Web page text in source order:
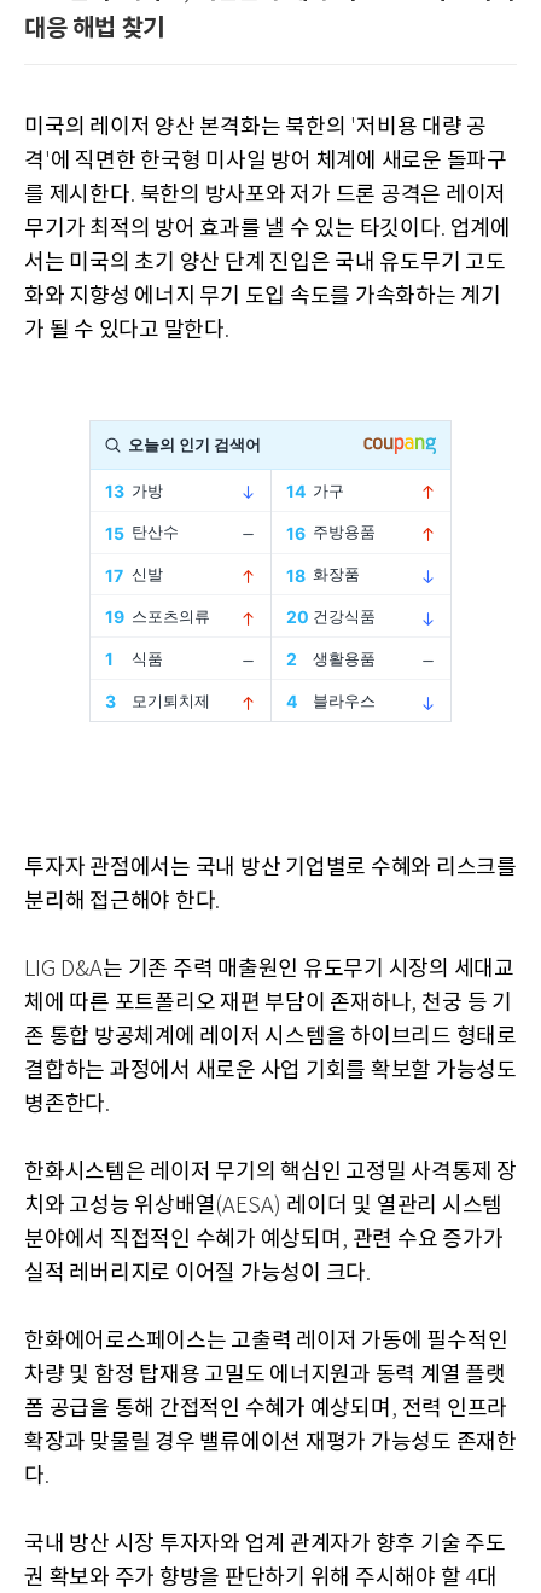
대응 해법 찾기
미국의 레이저 양산 본격화는 북한의 '저비용 대량 공
격 '에 직면한 한국형 미사일 방어 체계에 새로운 돌파구
를 제시한다. 북한의 방사포와 저가 드론 공격은 레이저
무기가 최적의 방어 효과를 낼 수 있는 타깃이다. 업계에
서는 미국의 초기 양산 단계 진입은 국내 유도무기 고도
화와 지향성 에너지 무기 도입 속도를 가속화하는 계기
가 될 수 있다고 말한다.
투자자 관점에서는 국내 방산 기업별로 수혜와 리스크를
분리해 접근해야 한다.
LIG D&A는 기존 주력 매출원인 유도무기 시장의 세대교
체에 따른 포트폴리오 재편 부담이 존재하나, 천궁 등 기
존 통합 방공체계에 레이저 시스템을 하이브리드 형태로
결합하는 과정에서 새로운 사업 기회를 확보할 가능성도
병존한다.
한화시스템은 레이저 무기의 핵심인 고정밀 사격통제 장
치와 고성능 위상배열 (AESA) 레이더 및 열관리 시스템
분야에서 직접적인 수혜가 예상되며 , 관련 수요 증가가
실적 레버리지로 이어질 가능성이 크다.
한화에어로스페이스는 고출력 레이저 가동에 필수적인
차량 및 함정 탑재용 고밀도 에너지원과 동력 계열 플랫
폼 공급을 통해 간접적인 수혜가 예상되며 , 전력 인프라
확장과 맞물릴 경우 밸류에이션 재평가 가능성도 존재한
다.
국내 방산 시장 투자자와 업계 관계자가 향후 기술 주도
권 확보와 주가 향방을 판단하기 위해 주시해야 할 4대